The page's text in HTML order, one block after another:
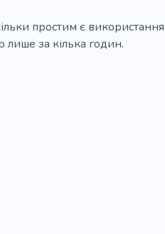
простим є
лише за кілька годин.